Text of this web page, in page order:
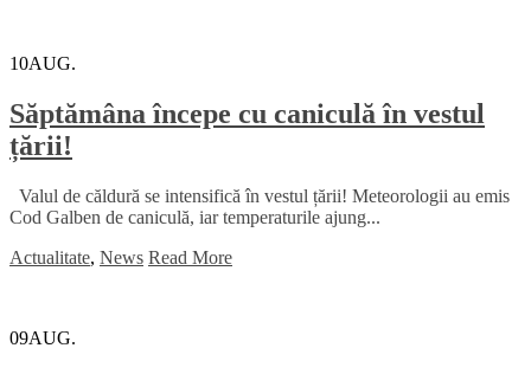
10AUG.
Săptămâna începe cu caniculă în vestul
țării!
Valul de căldură se intensifică în vestul țării! Meteorologii au emis
Cod Galben de caniculă, iar temperaturile ajung...
Actualitate, News Read More
09AUG.